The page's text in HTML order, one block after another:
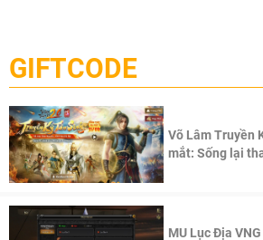
cầu, theo giấy phép chính thức từ
Pocketpair, Inc.
GIFTCODE
Võ Lâm Truyền
mắt: Sống lại
MU Lục Địa